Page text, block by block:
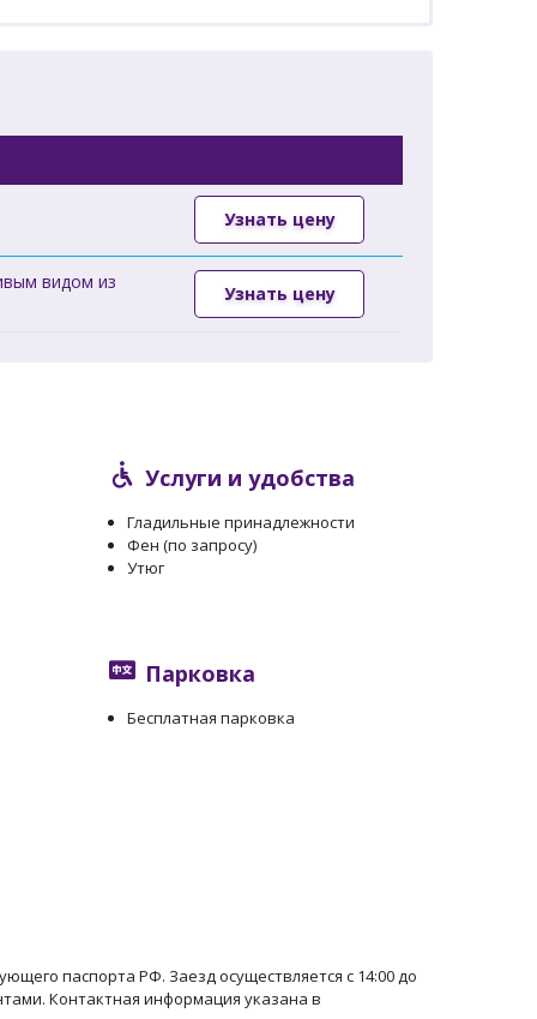
Узнать цену
видом из
Узнать цену
Услуги и удобства
Гладильные принадлежности
Фен (по запросу)
Утюг
Парковка
Бесплатная парковка
паспорта РФ. Заезд осуществляется с 14:00 до
Контактная информация указана в